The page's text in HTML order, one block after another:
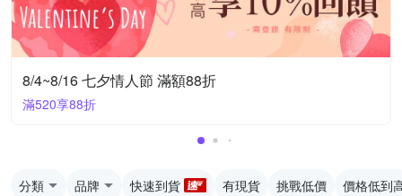
8/4~8/16 七夕情人節 滿額88折
滿520享88折
分類 品牌 快速到貨 有現貨 挑戰低價 價格低到